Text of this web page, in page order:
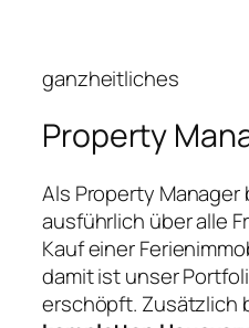
ganzheitliches
Property
Als Property Manager
ausführlich über alle
Kauf einer
damit ist unser
erschöpft. Zusätzlich